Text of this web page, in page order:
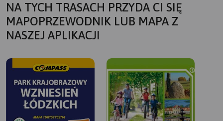
NA TYCH TRASACH PRZYDA CI SIĘ
MAPOPRZEWODNIK LUB MAPA Z
NASZEJ APLIKACJI